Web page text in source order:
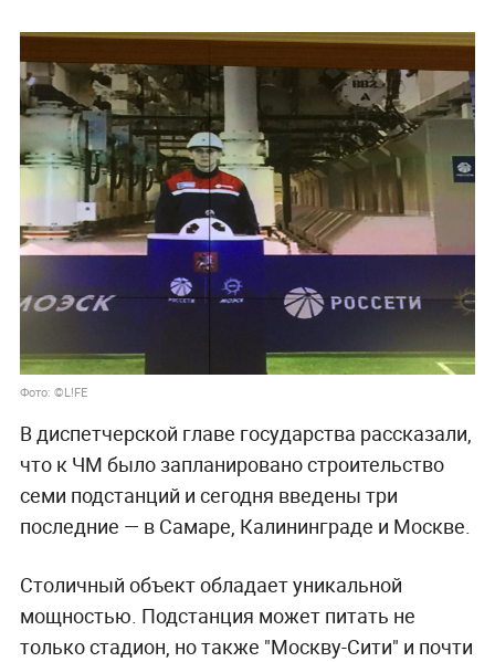
Фото: ©L!FE
В диспетчерской главе государства рассказали,
что к ЧМ было запланировано строительство
семи подстанций и сегодня введены три
последние — в Самаре, Калининграде и Москве.
Столичный объект обладает уникальной
мощностью. Подстанция может питать не
только стадион, но также "Москву-Сити" и почти